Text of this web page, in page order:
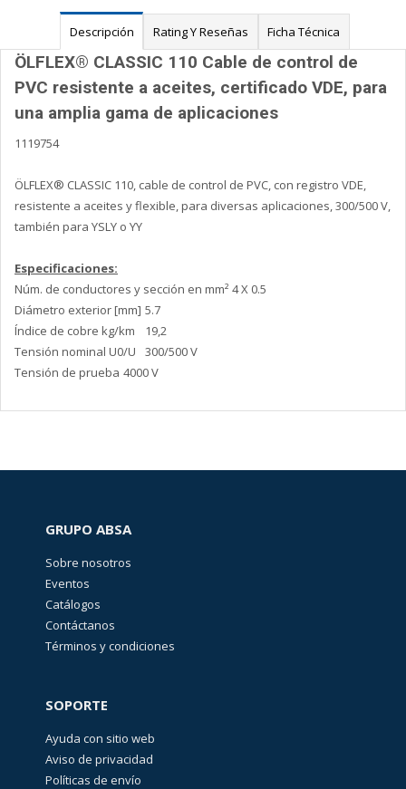
Descripción Rating Y Reseñas Ficha Técnica
ÖLFLEX® CLASSIC 110 Cable de control de
PVC resistente a aceites, certificado VDE, para
una amplia gama de aplicaciones
1119754
ÖLFLEX® CLASSIC 110, cable de control de PVC, con registro VDE,
resistente a aceites y flexible, para diversas aplicaciones, 300/500 V,
también para YSLY o YY
Especificaciones:
Núm. de conductores y sección en mm² 4 X 0.5
Diámetro exterior [mm] 5.7
Índice de cobre kg/km
19,2
Tensión nominal U0/U
300/500 V
Tensión de prueba 4000 V
GRUPO ABSA
Sobre nosotros
Eventos
Catálogos
Contáctanos
Términos y condiciones
SOPORTE
Ayuda con sitio web
Aviso de privacidad
Políticas de envío